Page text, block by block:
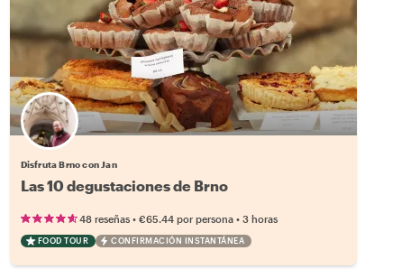
Disfruta Brno con Jan
Las 10 degustaciones de Brno
48 reseñas• €65.44 por persona• 3 horas
FOOD TOUR CONFIRMACIÓN INSTANTÁNEA